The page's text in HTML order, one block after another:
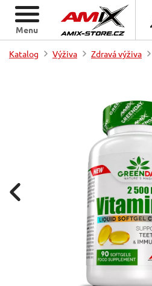
Menu
Katalog Výživa Zdravá výživa